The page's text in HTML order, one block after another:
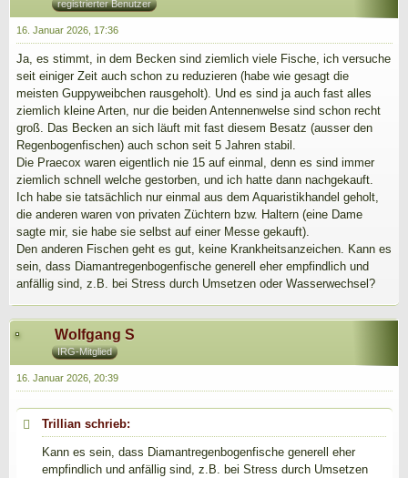
registrierter Benutzer
16. Januar 2026, 17:36
Ja, es stimmt, in dem Becken sind ziemlich viele Fische, ich versuche
seit einiger Zeit auch schon zu reduzieren (habe wie gesagt die
meisten Guppyweibchen rausgeholt). Und es sind ja auch fast alles
ziemlich kleine Arten, nur die beiden Antennenwelse sind schon recht
groß. Das Becken an sich läuft mit fast diesem Besatz (ausser den
Regenbogenfischen) auch schon seit 5 Jahren stabil.
Die Praecox waren eigentlich nie 15 auf einmal, denn es sind immer
ziemlich schnell welche gestorben, und ich hatte dann nachgekauft.
Ich habe sie tatsächlich nur einmal aus dem Aquaristikhandel geholt,
die anderen waren von privaten Züchtern bzw. Haltern (eine Dame
sagte mir, sie habe sie selbst auf einer Messe gekauft).
Den anderen Fischen geht es gut, keine Krankheitsanzeichen. Kann es
sein, dass Diamantregenbogenfische generell eher empfindlich und
anfällig sind, z.B. bei Stress durch Umsetzen oder Wasserwechsel?
Wolfgang S
IRG-Mitglied
16. Januar 2026, 20:39
Trillian schrieb:
Kann es sein, dass Diamantregenbogenfische generell eher
empfindlich und anfällig sind, z.B. bei Stress durch Umsetzen